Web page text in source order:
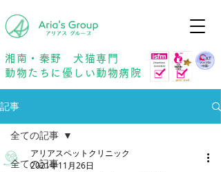
湘南・秦野 犬猫専門
動物たちに優しい動物病院
記事
全ての記事
全ての記事
アリアスペットクリニック
2021年11月26日